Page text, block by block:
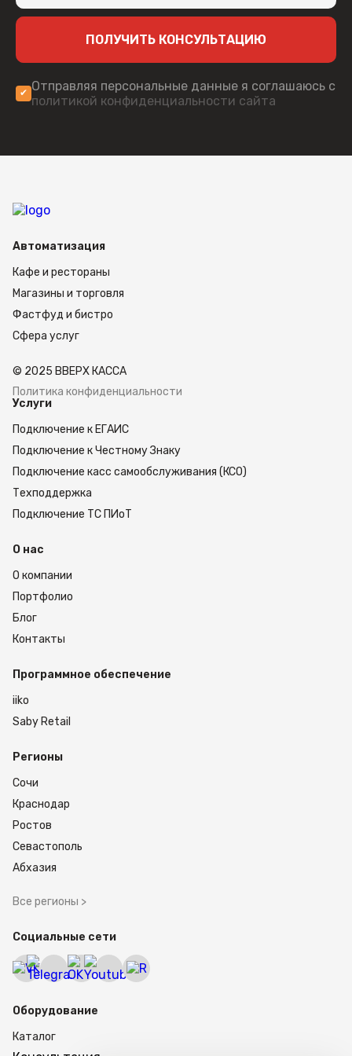
механизма и контролировать оставшуюся
намотку ленты. Замена рулонов по технологии
занимает не более 15 секунд.
Технические характеристики
DPI):
RAM память: 128 Мб
Вес прибора: 12,5 кг.
Гарантия 2 года.
лентах из бумаги, текстиля или
синтетического состава. Подходящая ширина
ленты: от 25 до 120 мм. Размер отсека
рассчитан на рулоны с диаметром до 254 мм и
совместим с риббонами из воска, смолы или
смешанного состава.
В качестве аксессуаров вы можете заказать
Лезвие будет оставаться острым 1 миллион
применений. Чтобы обсудить условия заказа и
купить принтеры по низкой цене, оставьте
заявку на сайте.
ПОЛУЧИТЬ КОНСУЛЬТАЦИЮ
Отправляя персональные данные я соглашаюсь с
политикой конфиденциальности сайта
Автоматизация
Кафе и рестораны
Магазины и торговля
Фастфуд и бистро
Сфера услуг
© 2025 ВВЕРХ КАССА
Политика конфиденциальности
Услуги
Подключение к ЕГАИС
Подключение к Честному Знаку
Подключение касс самообслуживания (КСО)
Техподдержка
Подключение ТС ПИоТ
О нас
О компании
Портфолио
Блог
Контакты
Программное обеспечение
iiko
Saby Retail
Регионы
Сочи
Краснодар
Ростов
Севастополь
Абхазия
Все регионы >
Социальные сети
Оборудование
Каталог